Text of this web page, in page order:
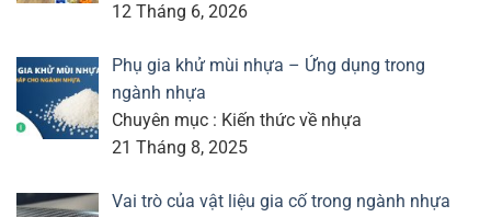
12 Tháng 6, 2026
Phụ gia khử mùi nhựa – Ứng dụng trong
ngành nhựa
Chuyên mục : Kiến thức về nhựa
21 Tháng 8, 2025
Vai trò của vật liệu gia cố trong ngành nhựa